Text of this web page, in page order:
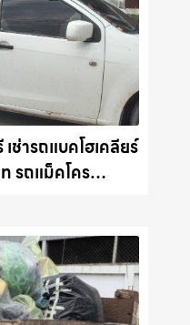
ช่ารถแบคโฮเคลียร์
รถแม็คโคร